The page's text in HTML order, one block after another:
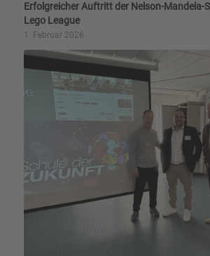
Erfolgreicher Auftritt der Nelson-Mandela-
Lego League
1. Februar 2026